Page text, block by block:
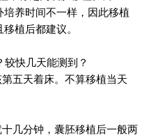
养时间不一样，因此移植
植后都建议。
快几天能测到？
五天着床。不算移植当天
几分钟，囊胚移植后一般两